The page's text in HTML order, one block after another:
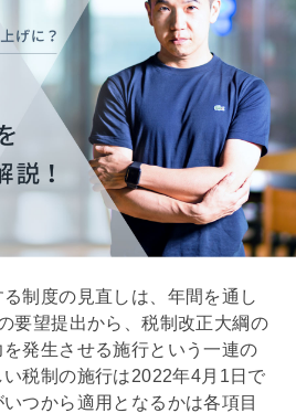
制度の見直しは、年間を通し
要望提出から、税制改正大綱の
発生させる施行という一連の
税制の施行は2022年4月1日で
つから適用となるかは各項目